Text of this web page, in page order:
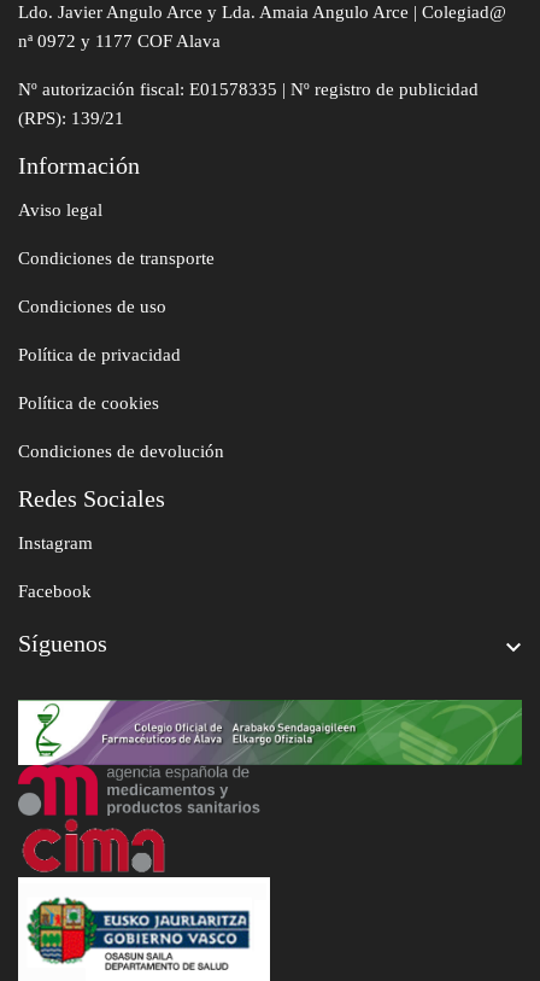
Ldo. Javier Angulo Arce y Lda. Amaia Angulo Arce | Colegiad@
nª 0972 y 1177 COF Alava
Nº autorización fiscal: E01578335 | Nº registro de publicidad
(RPS): 139/21
Información
Aviso legal
Condiciones de transporte
Condiciones de uso
Política de privacidad
Política de cookies
Condiciones de devolución
Redes Sociales
Instagram
Facebook
Síguenos 